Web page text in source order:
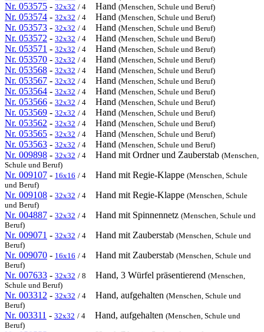
Nr. 053575 - 32x32 / 4 Hand (Menschen, Schule und Beruf)
Nr. 053574 - 32x32 / 4 Hand (Menschen, Schule und Beruf)
Nr. 053573 - 32x32 / 4 Hand (Menschen, Schule und Beruf)
Nr. 053572 - 32x32 / 4 Hand (Menschen, Schule und Beruf)
Nr. 053571 - 32x32 / 4 Hand (Menschen, Schule und Beruf)
Nr. 053570 - 32x32 / 4 Hand (Menschen, Schule und Beruf)
Nr. 053568 - 32x32 / 4 Hand (Menschen, Schule und Beruf)
Nr. 053567 - 32x32 / 4 Hand (Menschen, Schule und Beruf)
Nr. 053564 - 32x32 / 4 Hand (Menschen, Schule und Beruf)
Nr. 053566 - 32x32 / 4 Hand (Menschen, Schule und Beruf)
Nr. 053569 - 32x32 / 4 Hand (Menschen, Schule und Beruf)
Nr. 053562 - 32x32 / 4 Hand (Menschen, Schule und Beruf)
Nr. 053565 - 32x32 / 4 Hand (Menschen, Schule und Beruf)
Nr. 053563 - 32x32 / 4 Hand (Menschen, Schule und Beruf)
Nr. 009898 - 32x32 / 4 Hand mit Ordner und Zauberstab (Menschen,
Schule und Beruf)
Nr. 009107 - 16x16 / 4 Hand mit Regie-Klappe (Menschen, Schule
und Beruf)
Nr. 009108 - 32x32 / 4 Hand mit Regie-Klappe (Menschen, Schule
und Beruf)
Nr. 004887 - 32x32 / 4 Hand mit Spinnennetz (Menschen, Schule und
Beruf)
Nr. 009071 - 32x32 / 4 Hand mit Zauberstab (Menschen, Schule und
Beruf)
Nr. 009070 - 16x16 / 4 Hand mit Zauberstab (Menschen, Schule und
Beruf)
Nr. 007633 - 32x32 / 8 Hand, 3 Würfel präsentierend (Menschen,
Schule und Beruf)
Nr. 003312 - 32x32 / 4 Hand, aufgehalten (Menschen, Schule und
Beruf)
Nr. 003311 - 32x32 / 4 Hand, aufgehalten (Menschen, Schule und
Beruf)